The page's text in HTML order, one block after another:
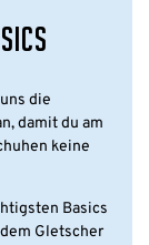
die
damit du am
keine
Basics
Gletscher